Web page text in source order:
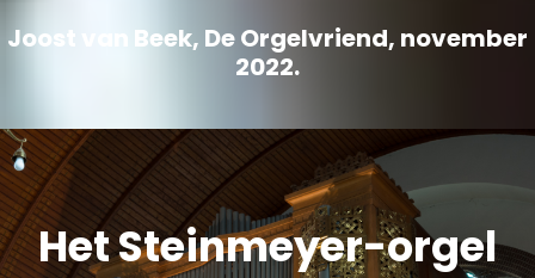
Joost van Beek, De Orgelvriend, november
2022.
Het Steinmeyer-orgel